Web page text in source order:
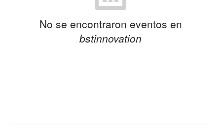
No se encontraron eventos en
bstinnovation